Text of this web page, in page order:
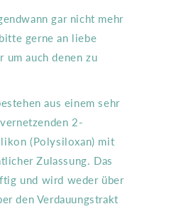
gar nicht mehr
gerne an liebe
um auch denen zu
aus einem sehr
2-
(Polysiloxan) mit
Zulassung. Das
und wird weder über
den Verdauungstrakt